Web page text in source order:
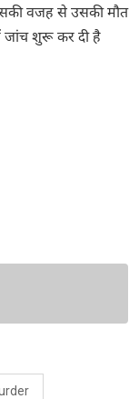
वजह से उसकी मौत
जांच शुरू कर दी है